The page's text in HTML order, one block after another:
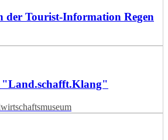
der Tourist-Information Regen
"Land.schafft.Klang"